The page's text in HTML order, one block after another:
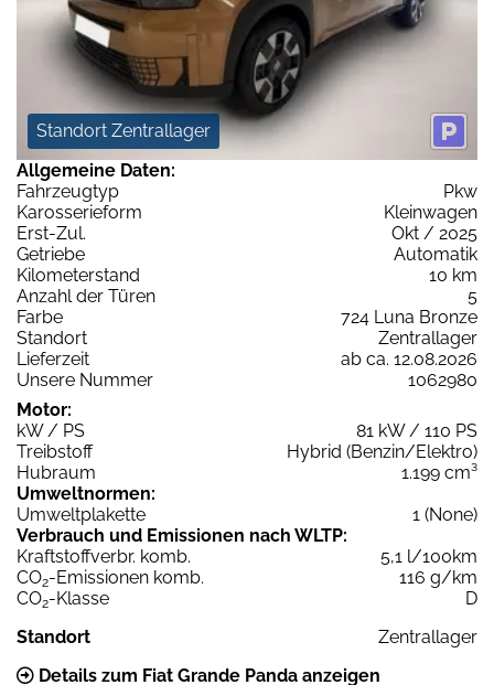
Standort Zentrallager
Allgemeine Daten:
Fahrzeugtyp
Pkw
Karosserieform
Kleinwagen
Erst-Zul.
Okt / 2025
Getriebe
Automatik
Kilometerstand
10 km
Anzahl der Türen
5
Farbe
724 Luna Bronze
Standort
Zentrallager
Lieferzeit
ab ca. 12.08.2026
Unsere Nummer
1062980
Motor:
kW / PS
81 kW / 110 PS
Treibstoff
Hybrid (Benzin/Elektro)
Hubraum
1.199 cm³
Umweltnormen:
Umweltplakette
1 (None)
Verbrauch und Emissionen nach WLTP:
Kraftstoffverbr. komb.
5,1 l/100km
CO2-Emissionen komb.
116 g/km
CO2-Klasse
D
Standort
Zentrallager
Details zum Fiat Grande Panda anzeigen